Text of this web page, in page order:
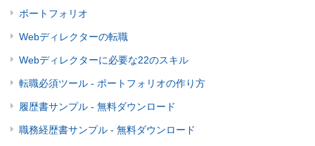
ポートフォリオ
Webディレクターの転職
Webディレクターに必要な22のスキル
転職必須ツール - ポートフォリオの作り方
履歴書サンプル - 無料ダウンロード
職務経歴書サンプル - 無料ダウンロード